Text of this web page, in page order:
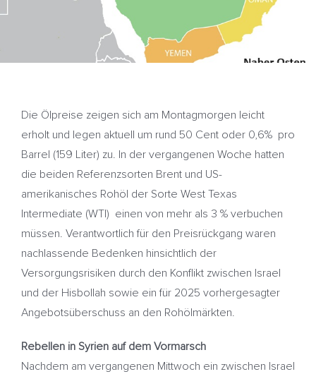
Die Ölpreise zeigen sich am Montagmorgen leicht
erholt und legen aktuell um rund 50 Cent oder 0,6% pro
Barrel (159 Liter) zu. In der vergangenen Woche hatten
die beiden Referenzsorten Brent und US-
amerikanisches Rohöl der Sorte West Texas
Intermediate (WTI) einen von mehr als 3 % verbuchen
müssen. Verantwortlich für den Preisrückgang waren
nachlassende Bedenken hinsichtlich der
Versorgungsrisiken durch den Konflikt zwischen Israel
und der Hisbollah sowie ein für 2025 vorhergesagter
Angebotsüberschuss an den Rohölmärkten.
Rebellen in Syrien auf dem Vormarsch
Nachdem am vergangenen Mittwoch ein zwischen Israel